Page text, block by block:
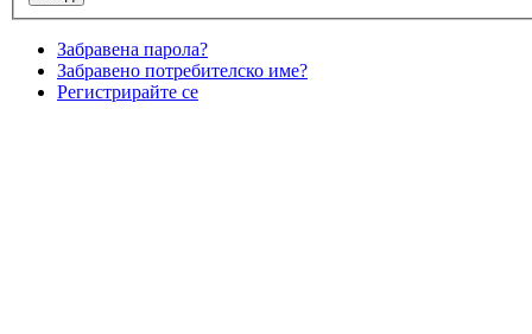
Забравена парола?
Забравено потребителско име?
Регистрирайте се